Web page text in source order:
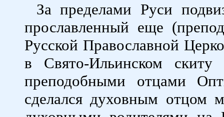
За пределами Руси
прославленный еще
Русской Православной
в Свято-Ильинском
преподобными отцами
сделался духовным отцом